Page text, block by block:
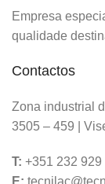
Empresa
qualidade
Contactos
Zona industrial
3505 – 459 |
T: +351 232 929
E: